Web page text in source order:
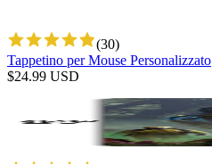
(30)
Tappetino per Mouse Personalizzato
$24.99 USD